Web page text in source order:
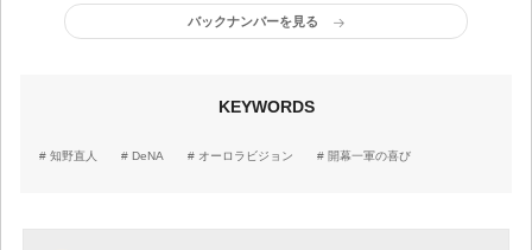
バックナンバーを見る
KEYWORDS
知野直人 DeNA オーロラビジョン 開幕一軍の喜び